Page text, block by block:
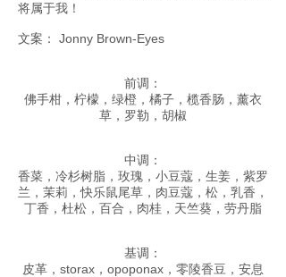
将属于我！
文案： Jonny Brown-Eyes
前调：
佛手柑，柠檬，绿橙，橘子，榄香肠，薰衣
草，罗勒，胡椒
中调：
香菜，冷杉树脂，玫瑰，小豆蔻，生姜，紫罗
兰，茉莉，快乐鼠尾草，肉豆蔻，松，乳香，
丁香，杜松，百合，肉桂，天竺葵，劳丹脂
基调：
皮革，storax，opoponax，零陵香豆，安息